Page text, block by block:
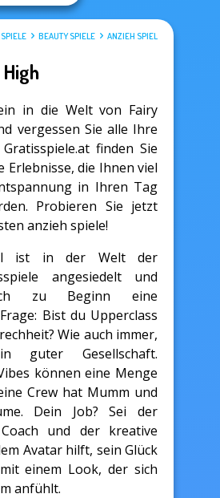
BEAUTY SPIELE ANZIEH SPIELE
in die Welt von Fairy
vergessen Sie alle Ihre
finden Sie
Erlebnisse, die Ihnen viel
in Ihren Tag
Probieren Sie jetzt
anzieh spiele!
ist in der Welt der
angesiedelt und
zu Beginn eine
Bist du Upperclass
Wie auch immer,
Gesellschaft.
können eine Menge
Crew hat Mumm und
Dein Job? Sei der
und der kreative
Avatar hilft, sein Glück
einem Look, der sich
anfühlt.